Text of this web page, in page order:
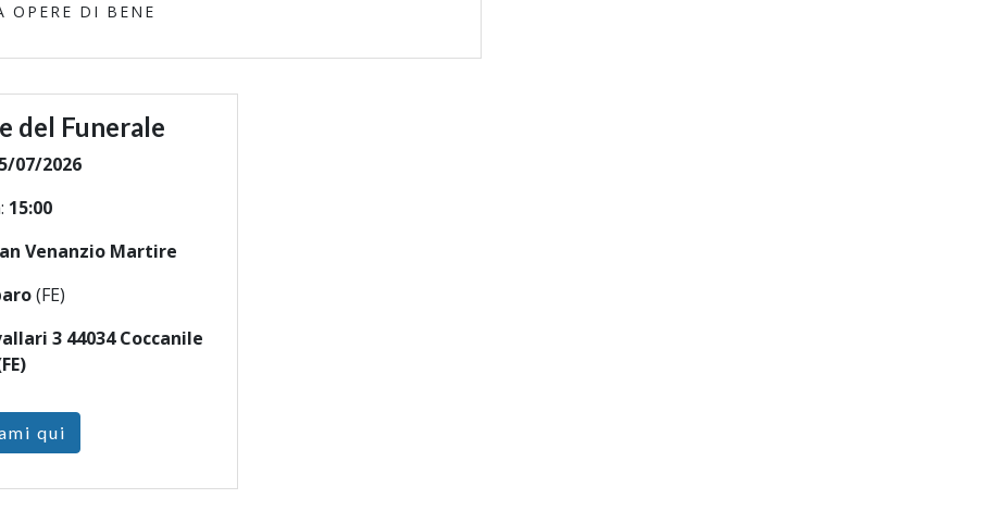
OPERE DI BENE
del Funerale
07/2026
15:00
Venanzio Martire
(FE)
3 44034 Coccanile
qui